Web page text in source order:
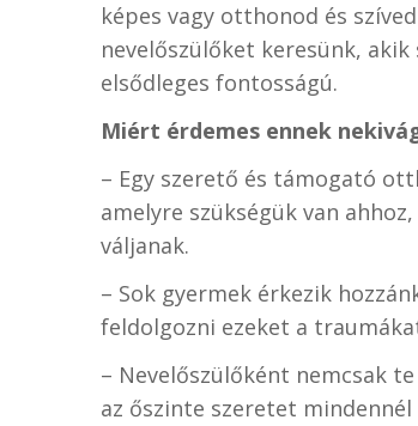
képes vagy otthonod és
nevelőszülőket keresünk,
elsődleges fontosságú.
Miért érdemes ennek
– Egy szerető és támogató
amelyre szükségük van
váljanak.
– Sok gyermek érkezik
feldolgozni ezeket a
– Nevelőszülőként nemcsak
az őszinte szeretet